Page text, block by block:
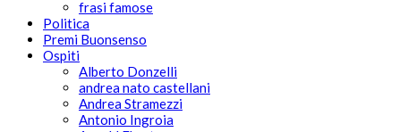
frasi famose
Politica
Premi Buonsenso
Ospiti
Alberto Donzelli
andrea nato castellani
Andrea Stramezzi
Antonio Ingroia